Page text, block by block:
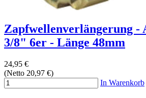
Zapfwellenverlängerung -
3/8" 6er - Länge 48mm
24,95 €
(Netto 20,97 €)
In Warenkorb